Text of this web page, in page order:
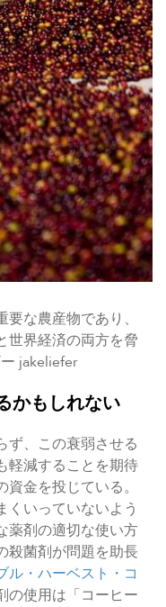
な農産物であり、
世界経済の両方を脅
jakeliefer
かもしれない
ず、この衰弱させる
軽減することを期待
金を投じている。
くいっていないよう
薬剤の適切な使い方
殺菌剤が問題を助長
ル・ハーベスト・コ
の使用は「コーヒー